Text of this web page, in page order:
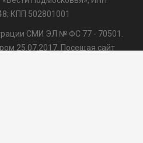
КПП 502801001
СМИ ЭЛ № ФС 77 - 70501.
25.07.2017. Посещая сайт